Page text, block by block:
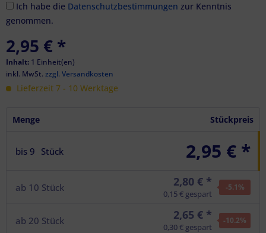
Ich habe die Datenschutzbestimmungen zur Kenntnis
genommen.
2,95 € *
Inhalt: 1 Einheit(en)
inkl. MwSt. zzgl. Versandkosten
Lieferzeit 7 - 10 Werktage
Menge Stückpreis
bis 9 Stück 2,95 € *
ab 10 Stück 2,80 € *
0,15 € gespart
-5.1%
ab 20 Stück 2,65 € *
0,30 € gespart
-10.2%